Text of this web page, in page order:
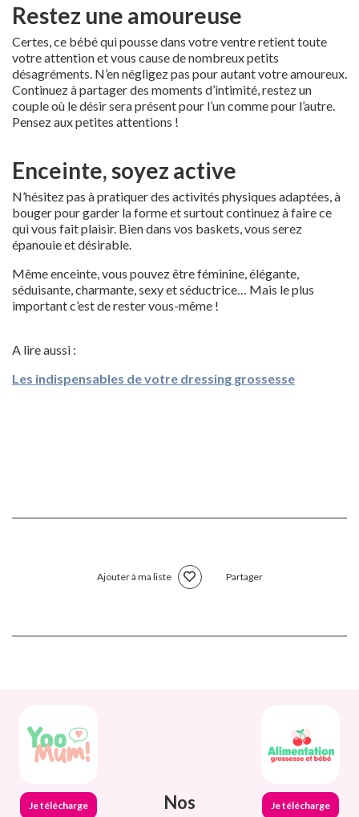
Restez une amoureuse
Certes, ce bébé qui pousse dans votre ventre retient toute
votre attention et vous cause de nombreux petits
désagréments. N’en négligez pas pour autant votre amoureux.
Continuez à partager des moments d’intimité, restez un
couple où le désir sera présent pour l’un comme pour l’autre.
Pensez aux petites attentions !
Enceinte, soyez active
N’hésitez pas à pratiquer des activités physiques adaptées, à
bouger pour garder la forme et surtout continuez à faire ce
qui vous fait plaisir. Bien dans vos baskets, vous serez
épanouie et désirable.
Même enceinte, vous pouvez être féminine, élégante,
séduisante, charmante, sexy et séductrice… Mais le plus
important c’est de rester vous-même !
A lire aussi :
Les indispensables de votre dressing grossesse
Ajouter à ma liste Partager
Je télécharge
Nos
Je télécharge